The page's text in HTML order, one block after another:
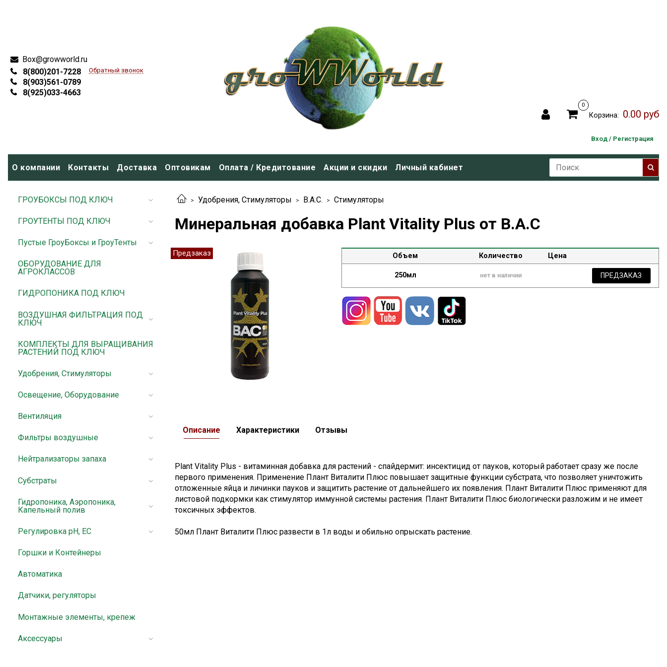
Box@growworld.ru
8(800)201-7228
8(903)561-0789
8(925)033-4663
Обратный звонок
0
Корзина: 0.00 руб
Вход / Регистрация
О компании Контакты Доставка Оптовикам Оплата / Кредитование Акции и скидки Личный кабинет
Удобрения, Стимуляторы B.A.C. Стимуляторы
Минеральная добавка Plant Vitality Plus от B.A.C
Предзаказ Объем Количество Цена
250мл нет в наличии ПРЕДЗАКАЗ
Описание
Plant Vitality Plus - витаминная добавка для растений - спайдермит: инсектицид от пауков, который работает сразу же после
первого применения. Применение Плант Виталити Плюс повышает защитные функции субстрата, что позволяет уничтожить
отложенные яйца и личинки пауков и защитить растение от дальнейшего их появления. Плант Виталити Плюс применяют для
листовой подкормки как стимулятор иммунной системы растения. Плант Виталити Плюс биологически разложим и не имеет
токсичных эффектов.
50мл Плант Виталити Плюс развести в 1л воды и обильно опрыскать растение.
Характеристики Отзывы
ГРОУБОКСЫ ПОД КЛЮЧ
ГРОУТЕНТЫ ПОД КЛЮЧ
Пустые ГроуБоксы и ГроуТенты
ОБОРУДОВАНИЕ ДЛЯ
АГРОКЛАССОВ
ГИДРОПОНИКА ПОД КЛЮЧ
ВОЗДУШНАЯ ФИЛЬТРАЦИЯ ПОД
КЛЮЧ
КОМПЛЕКТЫ ДЛЯ ВЫРАЩИВАНИЯ
РАСТЕНИЙ ПОД КЛЮЧ
Удобрения, Стимуляторы
Освещение, Оборудование
Вентиляция
Фильтры воздушные
Нейтрализаторы запаха
Субстраты
Гидропоника, Аэропоника,
Капельный полив
Регулировка pH, EC
Горшки и Контейнеры
Автоматика
Датчики, регуляторы
Монтажные элементы, крепеж
Аксессуары